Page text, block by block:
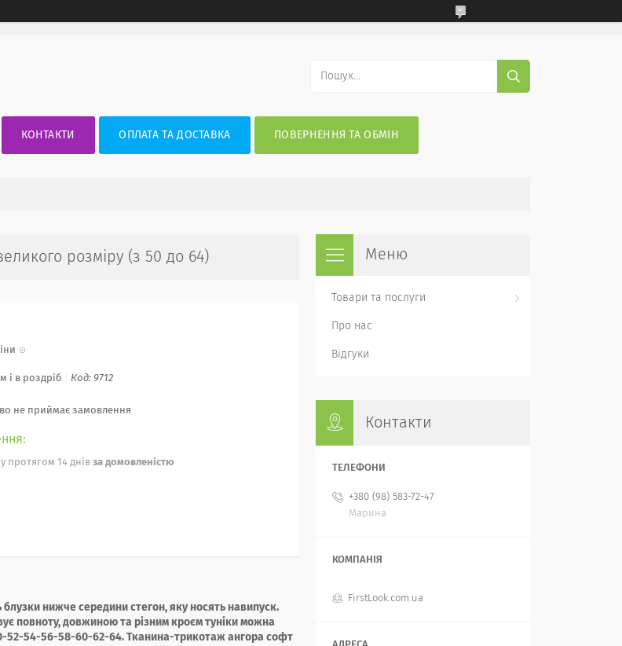
КОНТАКТИ ОПЛАТА ТА ДОСТАВКА ПОВЕРНЕННЯ ТА ОБМІН
розміру (з 50 до 64)
і в роздріб Код: 9712
не приймає замовлення
протягом 14 днів за домовленістю
нижче середини стегон, яку носять навипуск.
повноту, довжиною та різним кроєм туніки можна
52-54-56-58-60-62-64. Тканина-трикотаж ангора софт
Товари та послуги
Про нас
Відгуки
Контакти
+380 (98) 583-72-47
Марина
FirstLook.com.ua